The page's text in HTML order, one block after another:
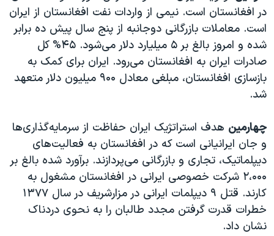
در افغانستان است. نیمی از واردات نفت افغانستان از ایران
است. معاملات بازرگانی دوجانبه از پنج سال پیش ده برابر
شده و امروز بالغ بر ۵ میلیارد دلار می‌شود. ۴۵% کل
صادرات ایران به افغانستان می‌رود. ایران برای کمک به
بازسازی افغانستان، مبلغی معادل ۹۰۰ میلیون دلار متعهد
شد.
چهارمین هدف استراتژیک ایران حفاظت از سرمایه‌گذاری‌ها
و جان ایرانیانی است که در افغانستان به فعالیت‌های
دیپلماتیک، تجاری و بازرگانی می‌پردازند. برآورد شده بالغ بر
۲،۰۰۰ شرکت‌ خصوصی ایرانی در افغانستان مشغول به
کارند. قتل ۹ دیپلمات ایرانی در مزارشریف در سال ۱۳۷۷
خطرات قدرت گرفتن مجدد طالبان را به نحوی دردناک
نشان داد.